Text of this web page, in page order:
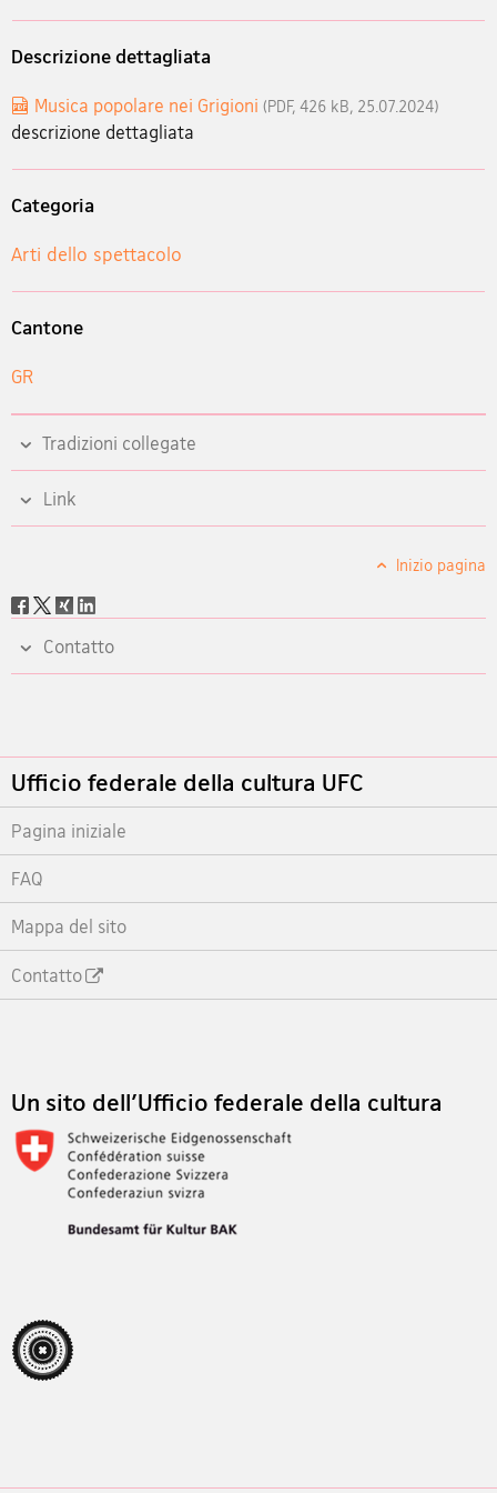
Descrizione dettagliata
Musica popolare nei Grigioni (PDF, 426 kB, 25.07.2024)
descrizione dettagliata
Categoria
Arti dello spettacolo
Cantone
GR
Tradizioni collegate
Link
Inizio pagina
Social
Contatto
Footer
Ufficio federale della cultura UFC
Pagina iniziale
FAQ
Mappa del sito
Contatto
Un sito dell'Ufficio federale della cultura